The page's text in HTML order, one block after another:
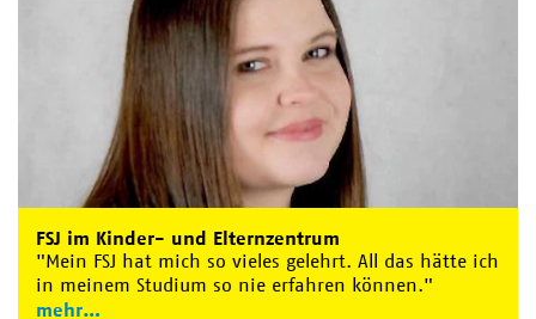
FSJ im Kinder- und Elternzentrum
"Mein FSJ hat mich so vieles gelehrt. All das hätte ich
in meinem Studium so nie erfahren können."
mehr